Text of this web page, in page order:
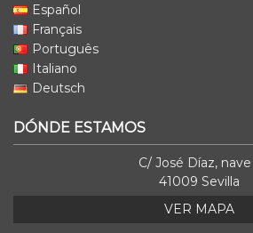
Español
Français
Português
Italiano
Deutsch
DÓNDE ESTAMOS
C/ José Díaz, nave
41009 Sevilla
VER MAPA